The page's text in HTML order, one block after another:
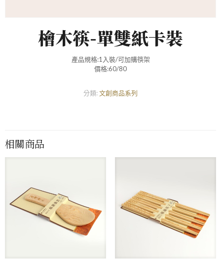
檜木筷-單雙紙卡裝
產品規格:1入裝/可加購筷架
價格:60/80
分類:文創商品系列
相關商品